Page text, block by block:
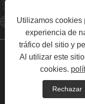
Info@dyfab-
Copyright © 2024
Links Sitemap
Utilizamos cookies
experiencia de
tráfico del sitio y
Al utilizar este
cookies.
Rechazar